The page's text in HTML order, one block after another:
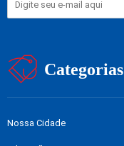
Categorias
Nossa Cidade